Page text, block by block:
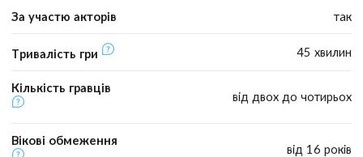
За участю акторів так
Тривалість гри 45 хвилин
Кількість гравців
від двох до чотирьох
Вікові обмеження
від 16 років